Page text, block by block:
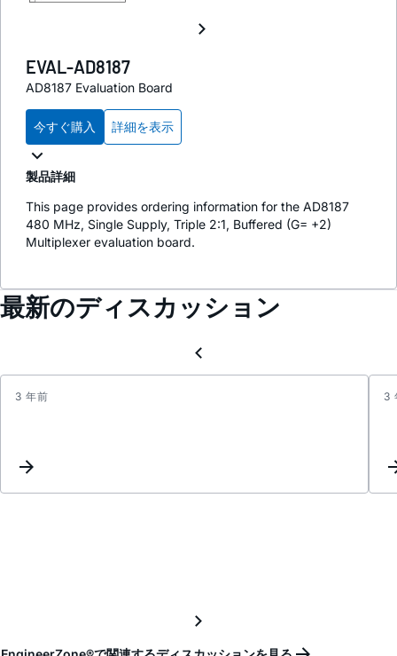
EVAL-AD8187
AD8187 Evaluation Board
今すぐ購入 詳細を表示
製品詳細
This page provides ordering information for the AD8187
480 MHz, Single Supply, Triple 2:1, Buffered (G= +2)
Multiplexer evaluation board.
最新のディスカッション
3 年前
New3